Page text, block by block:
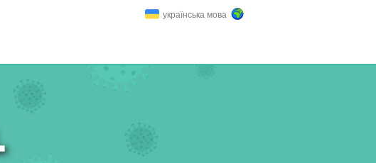
українська мова